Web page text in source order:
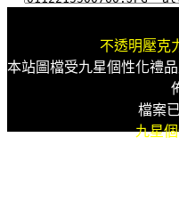
不透明壓克
本站圖檔受九星個性化禮
檔案
九星